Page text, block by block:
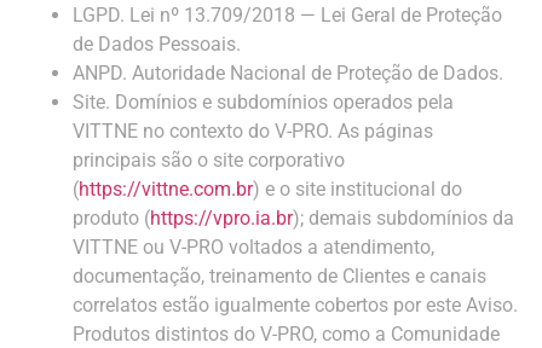
LGPD. Lei nº 13.709/2018 — Lei Geral de Proteção
de Dados Pessoais.
ANPD. Autoridade Nacional de Proteção de Dados.
Site. Domínios e subdomínios operados pela
VITTNE no contexto do V-PRO. As páginas
principais são o site corporativo
(https://vittne.com.br) e o site institucional do
produto (https://vpro.ia.br); demais subdomínios da
VITTNE ou V-PRO voltados a atendimento,
documentação, treinamento de Clientes e canais
correlatos estão igualmente cobertos por este Aviso.
Produtos distintos do V-PRO, como a Comunidade